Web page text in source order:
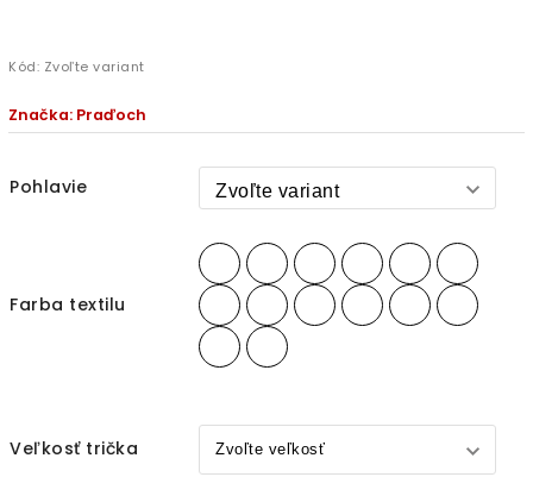
Kód: Zvoľte variant
Značka: Praďoch
Pohlavie
Farba textilu
Veľkosť trička